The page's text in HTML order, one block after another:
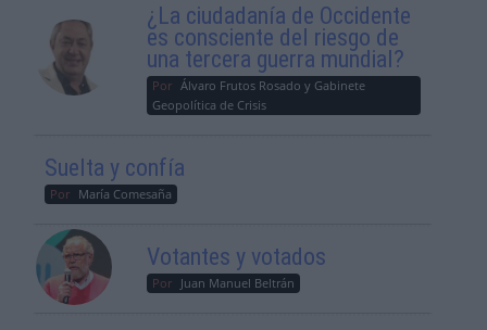
¿La ciudadanía de Occidente
es consciente del riesgo de
una tercera guerra mundial?
Por Álvaro Frutos Rosado y Gabinete
Geopolítica de Crisis
Suelta y confía
Por María Comesaña
Votantes y votados
Por Juan Manuel Beltrán